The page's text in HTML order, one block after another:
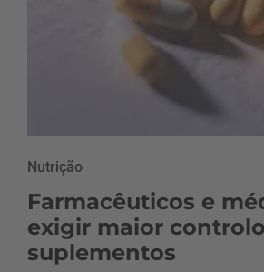
Nutrição
Farmacêuticos e
exigir maior
suplementos